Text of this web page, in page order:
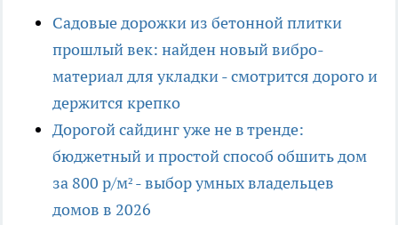
Садовые дорожки из бетонной плитки
прошлый век: найден новый вибро-
материал для укладки - смотрится дорого и
держится крепко
Дорогой сайдинг уже не в тренде:
бюджетный и простой способ обшить дом
за 800 р/м² - выбор умных владельцев
домов в 2026